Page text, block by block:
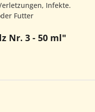
Infekte.
Futter
Nr. 3 - 50 ml"